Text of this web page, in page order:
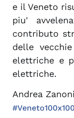
e il Veneto
piu'
contributo
delle
elettriche e
elettriche.
Andrea Zanoni